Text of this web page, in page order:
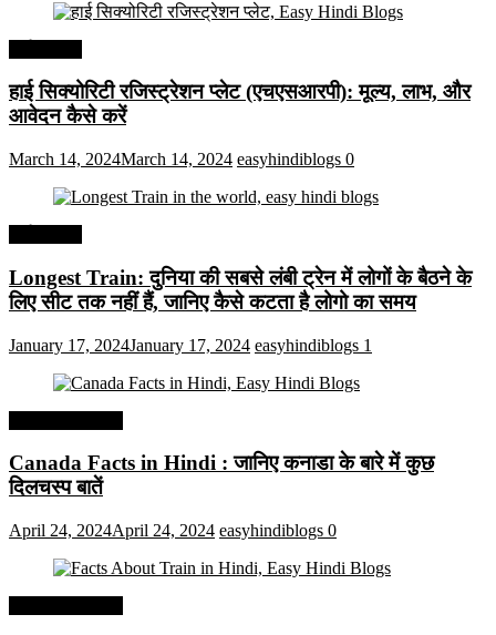
हाई सिक्योरिटी रजिस्ट्रेशन प्लेट (एचएसआरपी): मूल्य, लाभ, और
आवेदन कैसे करें
March 14, 2024March 14, 2024 easyhindiblogs 0
Longest Train: दुनिया की सबसे लंबी ट्रेन में लोगों के बैठने के
लिए सीट तक ​​नहीं हैं, जानिए कैसे कटता है लोगो का समय
January 17, 2024January 17, 2024 easyhindiblogs 1
Canada Facts in Hindi : जानिए कनाडा के बारे में कुछ
दिलचस्प बातें
April 24, 2024April 24, 2024 easyhindiblogs 0